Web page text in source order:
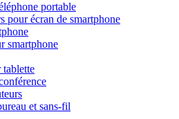
portable
pour écran de smartphone
smartphone
tablette
et sans-fil